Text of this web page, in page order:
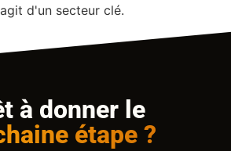
d'un secteur clé.
à donner le
étape ?